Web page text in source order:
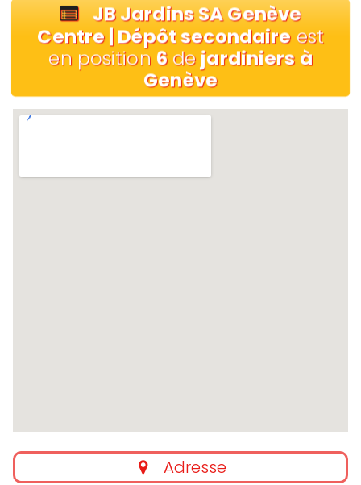
JB Jardins SA Genève
Centre | Dépôt secondaireest
en position 6de jardiniers à
Genève
Adresse